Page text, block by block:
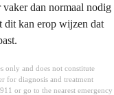
dan normaal nodig
dit kan erop wijzen dat
only and does not constitute
for diagnosis and treatment
or go to the nearest emergency